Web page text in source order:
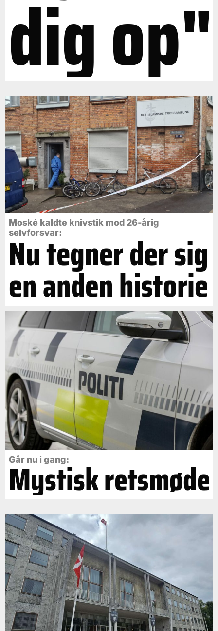
dig op"
Moské kaldte knivstik mod 26-årig
selvforsvar:
Nu tegner der sig
en anden historie
Går nu i gang:
Mystisk retsmøde